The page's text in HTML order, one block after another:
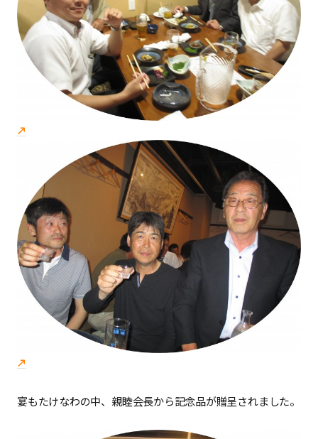
宴もたけなわの中、親睦会長から記念品が贈呈されました。